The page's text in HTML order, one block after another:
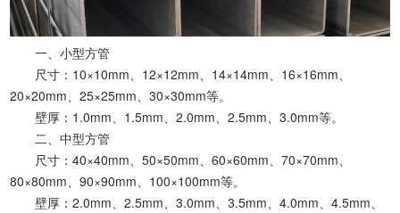
一、小型方管
尺寸：10×10mm、12×12mm、14×14mm、16×16mm、
20×20mm、25×25mm、30×30mm等。
壁厚：1.0mm、1.5mm、2.0mm、2.5mm、3.0mm等。
二、中型方管
尺寸：40×40mm、50×50mm、60×60mm、70×70mm、
80×80mm、90×90mm、100×100mm等。
壁厚：2.0mm、2.5mm、3.0mm、3.5mm、4.0mm、4.5mm、